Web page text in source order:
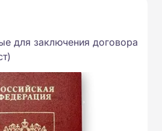
для заключения договора